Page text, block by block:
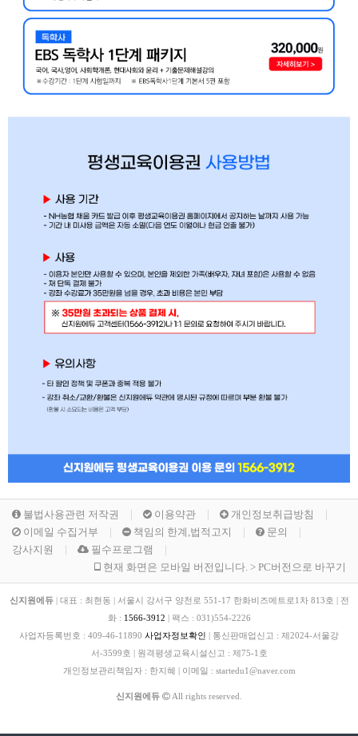
불법사용관련 저작권 이용약관
개인정보취급방침
이메일 수집거부
책임의 한계,법적고지
문의
강사지원
필수프로그램
현재 화면은 모바일 버전입니다. > PC버전으로 바꾸기
신지원에듀 대표 : 최현동 서울시 강서구 양천로 551-17 한화비즈메트로1차 813호
전
화 : 1566-3912 팩스 : 031)554-2226
사업자등록번호 : 409-46-11890 사업자정보확인 통신판매업신고 : 제2024-서울강
서-3599호
원격평생교육시설신고 : 제75-1호
개인정보관리책임자 : 한지혜
이메일 : startedu1@naver.com
신지원에듀 All rights reserved.